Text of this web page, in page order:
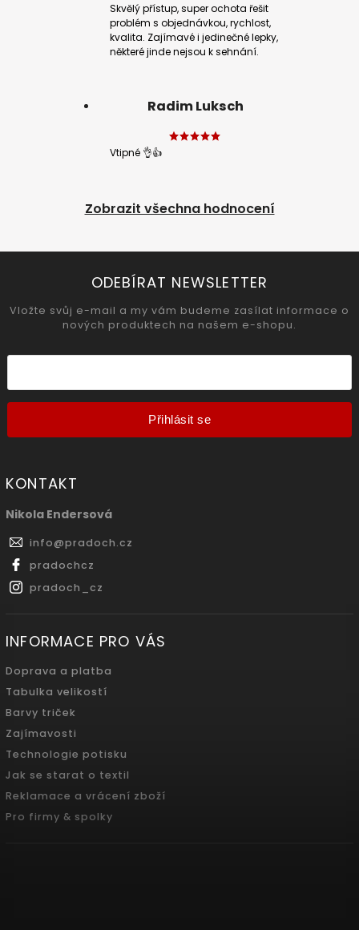
Skvělý přístup, super ochota řešit
problém s objednávkou, rychlost,
kvalita. Zajímavé i jedinečné lepky,
některé jinde nejsou k sehnání.
Radim Luksch
Vtipné 👌👍
Zobrazit všechna hodnocení
ODEBÍRAT NEWSLETTER
Vložte svůj e-mail a my vám budeme zasílat informace o
nových produktech na našem e-shopu.
Přihlásit se
KONTAKT
Nikola Endersová
info@pradoch.cz
pradochcz
pradoch_cz
INFORMACE PRO VÁS
Doprava a platba
Tabulka velikostí
Barvy triček
Zajímavosti
Technologie potisku
Jak se starat o textil
Reklamace a vrácení zboží
Pro firmy & spolky